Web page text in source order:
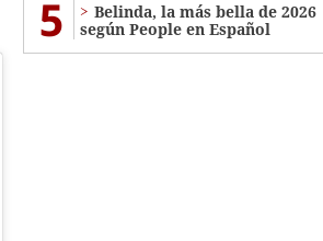
5
Belinda, la más bella de 2026
según People en Español